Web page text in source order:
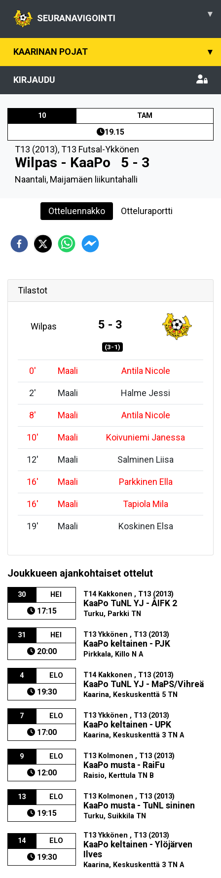
SEURANAVIGOINTI ▾
KAARINAN POJAT ▾
KIRJAUDU
10 TAM
19.15
T13 (2013),T13 Futsal-Ykkönen
Wilpas - KaaPo 5 - 3
Naantali, Maijamäen liikuntahalli
Otteluennakko Otteluraportti
Tilastot
Wilpas 5 - 3
(3-1)
0' Maali Antila Nicole
2' Maali Halme Jessi
8' Maali Antila Nicole
10' Maali Koivuniemi Janessa
12' Maali Salminen Liisa
16' Maali Parkkinen Ella
16' Maali Tapiola Mila
19' Maali Koskinen Elsa
Joukkueen ajankohtaiset ottelut
30 HEI
17:15
T14 Kakkonen , T13 (2013)
KaaPo TuNL YJ - ÅIFK 2
Turku, Parkki TN
31 HEI
20:00
T13 Ykkönen , T13 (2013)
KaaPo keltainen - PJK
Pirkkala, Killo N A
4 ELO
19:30
T14 Kakkonen , T13 (2013)
KaaPo TuNL YJ - MaPS/Vihreä
Kaarina, Keskuskenttä 5 TN
7 ELO
17:00
T13 Ykkönen , T13 (2013)
KaaPo keltainen - UPK
Kaarina, Keskuskenttä 3 TN A
9 ELO
12:00
T13 Kolmonen , T13 (2013)
KaaPo musta - RaiFu
Raisio, Kerttula TN B
13 ELO
19:15
T13 Kolmonen , T13 (2013)
KaaPo musta - TuNL sininen
Turku, Suikkila TN
14 ELO
19:30
T13 Ykkönen , T13 (2013)
KaaPo keltainen - Ylöjärven
Ilves
Kaarina, Keskuskenttä 3 TN A